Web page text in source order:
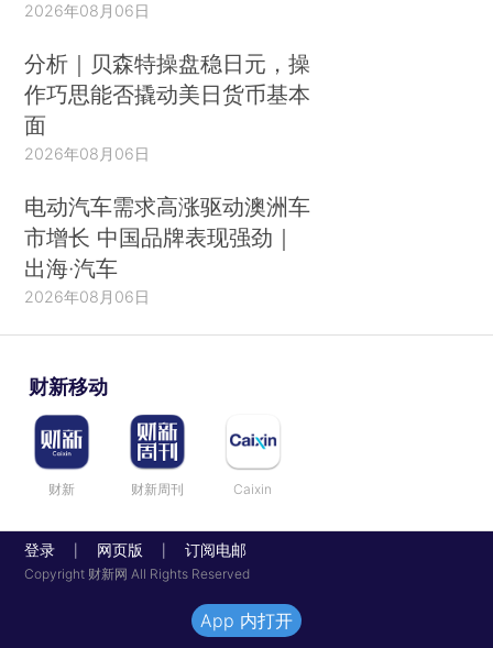
2026年08月06日
分析｜贝森特操盘稳日元，操
作巧思能否撬动美日货币基本
面
2026年08月06日
电动汽车需求高涨驱动澳洲车
市增长 中国品牌表现强劲｜
出海·汽车
2026年08月06日
财新移动
财新 财新周刊 Caixin
登录 网页版 订阅电邮
Copyright 财新网 All Rights Reserved
App 内打开